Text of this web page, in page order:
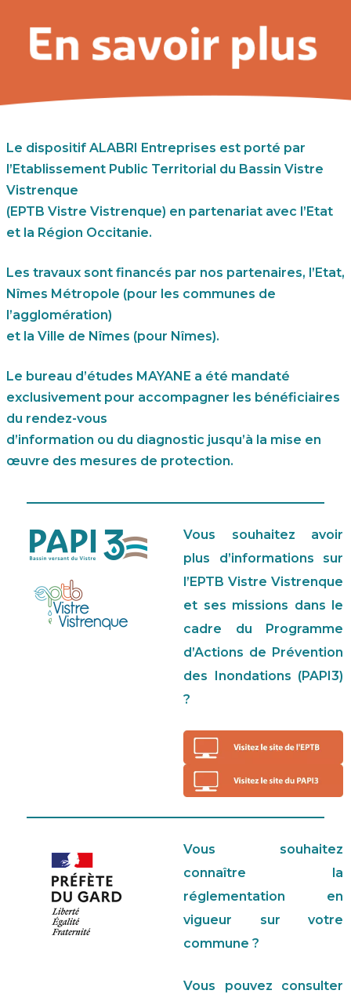
Le dispositif ALABRI Entreprises est porté par
l’Etablissement Public Territorial du Bassin Vistre
Vistrenque
(EPTB Vistre Vistrenque) en partenariat avec l’Etat
et la Région Occitanie.
Les travaux sont financés par nos partenaires, l’Etat,
Nîmes Métropole (pour les communes de
l’agglomération)
et la Ville de Nîmes (pour Nîmes).
Le bureau d’études MAYANE a été mandaté
exclusivement pour accompagner les bénéficiaires
du rendez-vous
d’information ou du diagnostic jusqu’à la mise en
œuvre des mesures de protection.
Vous souhaitez avoir
plus d’informations sur
l’EPTB Vistre Vistrenque
et ses missions dans le
cadre du Programme
d’Actions de Prévention
des Inondations (PAPI3)
?
Vous souhaitez
connaître la
réglementation en
vigueur sur votre
commune ?
Vous pouvez consulter